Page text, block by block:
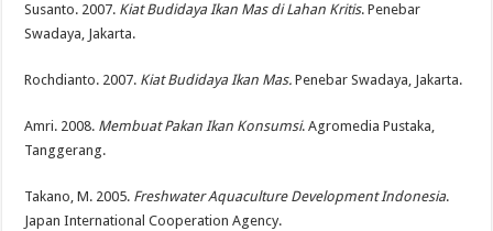
Susanto. 2007. Kiat Budidaya Ikan Mas di Lahan Kritis. Penebar
Swadaya, Jakarta.
Rochdianto. 2007. Kiat Budidaya Ikan Mas.Penebar Swadaya, Jakarta.
Amri. 2008. Membuat Pakan Ikan Konsumsi. Agromedia Pustaka,
Tanggerang.
Takano, M. 2005. Freshwater Aquaculture Development Indonesia.
Japan International Cooperation Agency.